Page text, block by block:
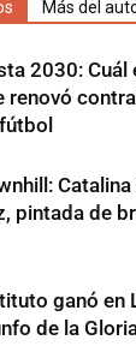
Más del
2030: Cuál
renovó
pintada de
ganó en
de la